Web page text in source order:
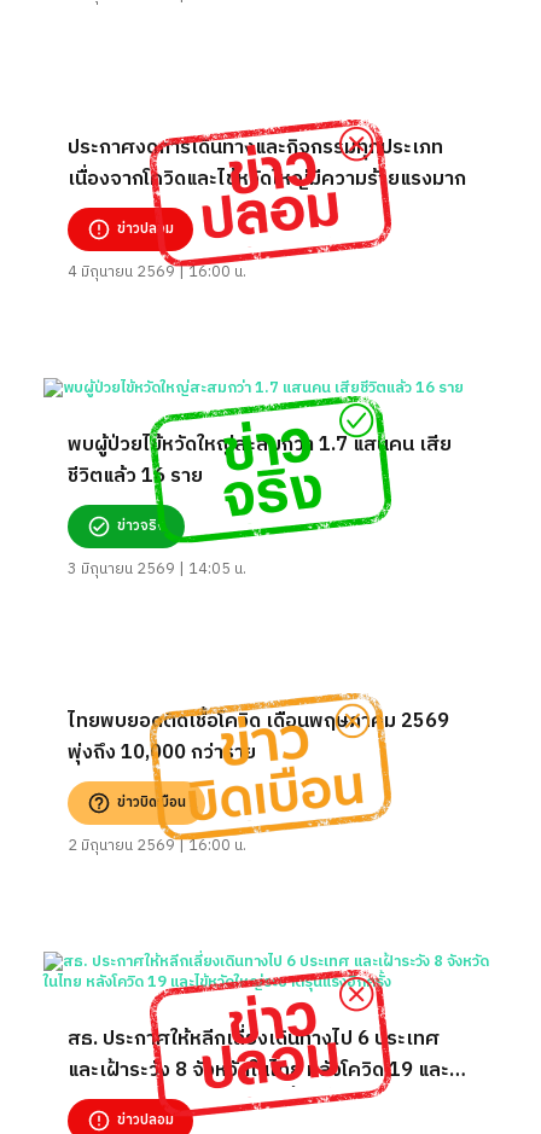
ประกาศงดการเดินทางและกิจกรรมทุกประเภท
เนื่องจากโควิดและไข้หวัดใหญ่มีความร้ายแรงมาก
ข่าวปลอม
4 มิถุนายน 2569 | 16:00 น.
พบผู้ป่วยไข้หวัดใหญ่สะสมกว่า 1.7 แสนคน เสีย
ชีวิตแล้ว 16 ราย
ข่าวจริง
3 มิถุนายน 2569 | 14:05 น.
ไทยพบยอดติดเชื้อโควิด เดือนพฤษภาคม 2569
พุ่งถึง 10,000 กว่าราย
ข่าวบิดเบือน
2 มิถุนายน 2569 | 16:00 น.
สธ. ประกาศให้หลีกเลี่ยงเดินทางไป 6 ประเทศ
และเฝ้าระวัง 8 จังหวัดในไทย หลังโควิด 19 และไข้
หวัดใหญ่ระบาดรุนแรงอีกครั้ง
ข่าวปลอม